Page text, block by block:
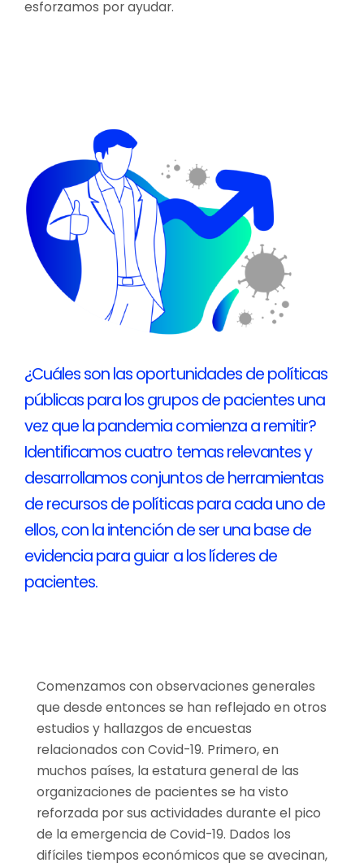
esforzamos por ayudar.
¿Cuáles son las oportunidades de políticas
públicas para los grupos de pacientes una
vez que la pandemia comienza a remitir?
Identificamos cuatro temas relevantes y
desarrollamos conjuntos de herramientas
de recursos de políticas para cada uno de
ellos, con la intención de ser una base de
evidencia para guiar a los líderes de
pacientes.
Comenzamos con observaciones generales
que desde entonces se han reflejado en otros
estudios y hallazgos de encuestas
relacionados con Covid-19. Primero, en
muchos países, la estatura general de las
organizaciones de pacientes se ha visto
reforzada por sus actividades durante el pico
de la emergencia de Covid-19. Dados los
difíciles tiempos económicos que se avecinan,